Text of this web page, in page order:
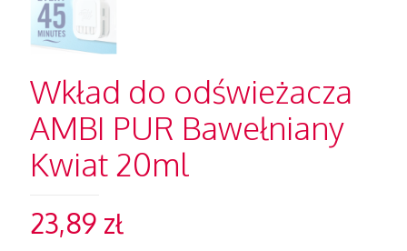
Wkład do odświeżacza
AMBI PUR Bawełniany
Kwiat 20ml
23,89 zł